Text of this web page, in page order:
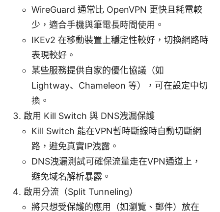
WireGuard 通常比 OpenVPN 更快且耗電較
少，適合手機與筆電長時間使用。
IKEv2 在移動裝置上穩定性較好，切換網路時
表現較好。
某些服務提供自家的優化協議（如
Lightway、Chameleon 等），可在設定中切
換。
啟用 Kill Switch 與 DNS洩漏保護
Kill Switch 能在VPN暫時斷線時自動切斷網
路，避免真實IP洩露。
DNS洩漏測試可確保流量走在VPN通道上，
避免域名解析暴露。
啟用分流（Split Tunneling）
將只想受保護的應用（如瀏覽、郵件）放在